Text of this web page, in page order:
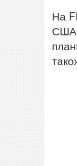
На
США,